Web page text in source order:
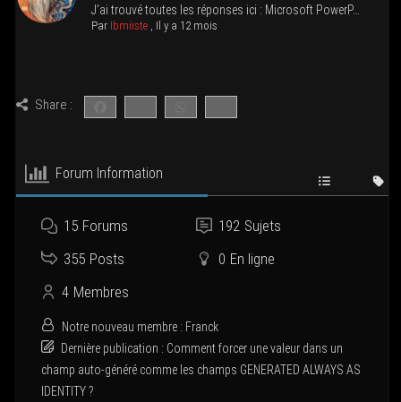
J’ai trou­vé toutes les réponses ici : Micro­soft PowerP…
Par Ibmiiste, Il y a 12 mois
Share :
Forum Infor­ma­tion
15 Forums 192 Sujets
355 Posts 0 En ligne
4 Membres
Notre nou­veau membre : Franck
Der­nière publi­ca­tion : Com­ment for­cer une valeur dans un
champ auto-géné­ré comme les champs GENERATED ALWAYS AS
IDENTITY ?